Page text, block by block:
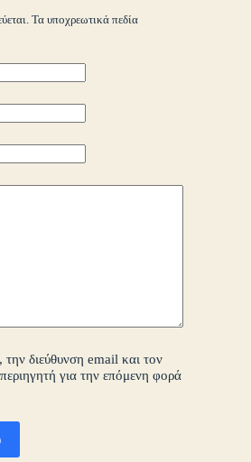
m
εί
Τα υποχρεωτικά πεδία
διεύθυνση email και τον
για την επόμενη φορά